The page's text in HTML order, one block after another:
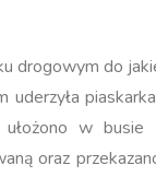
drogowym do
w
oraz